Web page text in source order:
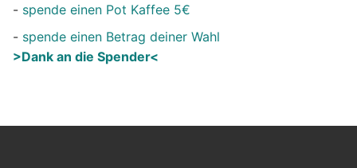
- spende einen Pot Kaffee 5€
- spende einen Betrag deiner Wahl
>Dank an die Spender<